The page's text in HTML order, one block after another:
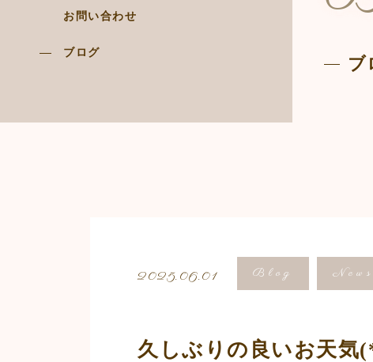
お問い合わせ
ブログ
ブ
2025.06.01 Blog News
久しぶりの良いお天気